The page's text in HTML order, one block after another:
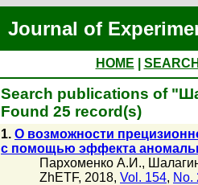
Journal of
HOME
Search publications of
Found 25 record(s)
1. О возможности
с помощью эффекта
Пархоменко А.И.,
ZhETF, 2018, Vol. 154, No.